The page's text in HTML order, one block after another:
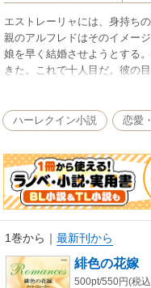
エストレーリャには、身持ち
親のアルフレドはそのイメー
娘を早く結婚させようとする
きた。これで十人目だ。彼の
収。その条件としてあがった
愛のないプロポーズを受け、
がラモンが口にしたのは、意
〈アルコラール家に愛を〉は
す。本作には北米インターネ
番外編として巻末についてい
ーローです。★
ハーレクイン小説 恋愛
1巻から ｜ 最新刊から
緋色の花嫁
500pt/550円(税